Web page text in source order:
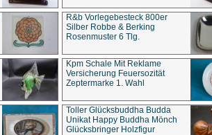
R&b Vorlegebesteck 800er
Silber Robbe & Berking
Rosenmuster 6 Tlg.
Kpm Schale Mit Reklame
Versicherung Feuersozität
Zeptermarke 1. Wahl
Toller Glücksbuddha Budda
Unikat Happy Buddha Mönch
Glücksbringer Holzfigur